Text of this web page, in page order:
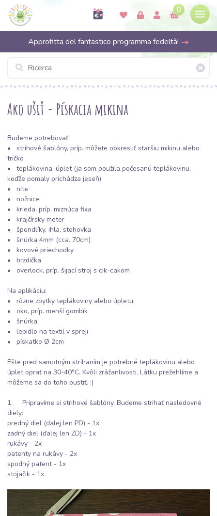
0
Approfitta del fantastico programma fedeltà!
Ako ušiť - Pískacia mikina
Budeme potrebovať:
• strihové šablóny, príp. môžete obkresliť staršiu mikinu alebo
tričko
• teplákovina, úplet (ja som použila počesanú teplákovinu,
keďže pomaly prichádza jeseň)
• nite
• nožnice
• krieda, príp. miznúca fixa
• krajčírsky meter
• špendlíky, ihla, stehovka
• šnúrka 4mm (cca. 70cm)
• kovové priechodky
• brzdička
• overlock, príp. šijací stroj s cik-cakom
Na aplikáciu:
• rôzne zbytky teplákoviny alebo úpletu
• oko, príp. menší gombík
• šnúrka
• lepidlo na textil v spreji
• pískatko Ø 2cm
Ešte pred samotným strihaním je potrebné teplákovinu alebo
úplet oprať na 30-40°C. Kvôli zrážanlivosti. Látku prežehlíme a
môžeme sa do toho pustiť. :)
1. Pripravíme si strihové šablóny. Budeme strihať nasledovné
diely:
predný diel (ďalej len PD) - 1x
zadný diel (ďalej len ZD) - 1x
rukávy - 2x
patenty na rukávy - 2x
spodný patent - 1x
stojačik - 1x